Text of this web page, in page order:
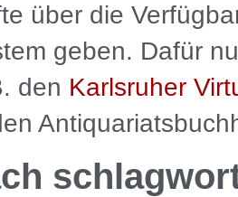
über die
geben. Dafür
den Karlsruher